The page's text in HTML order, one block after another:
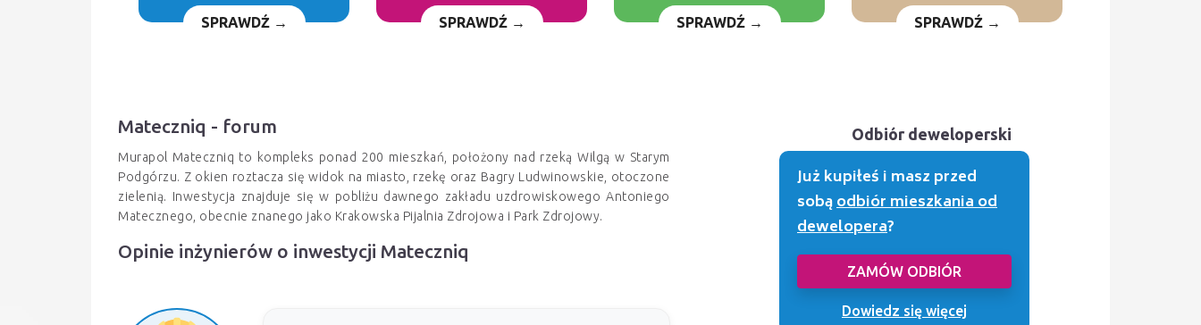
SPRAWDŹ → SPRAWDŹ → SPRAWDŹ → SPRAWDŹ →
Mateczniq - forum
Murapol Mateczniq to kompleks ponad 200 mieszkań, położony nad rzeką Wilgą w Starym
Podgórzu. Z okien roztacza się widok na miasto, rzekę oraz Bagry Ludwinowskie, otoczone
zielenią. Inwestycja znajduje się w pobliżu dawnego zakładu uzdrowiskowego Antoniego
Matecznego, obecnie znanego jako Krakowska Pijalnia Zdrojowa i Park Zdrojowy.
Opinie inżynierów o inwestycji Mateczniq
Odbiór deweloperski
Już kupiłeś i masz przed
sobąodbiór mieszkania od
dewelopera?
ZAMÓW ODBIÓR
Dowiedz się więcej